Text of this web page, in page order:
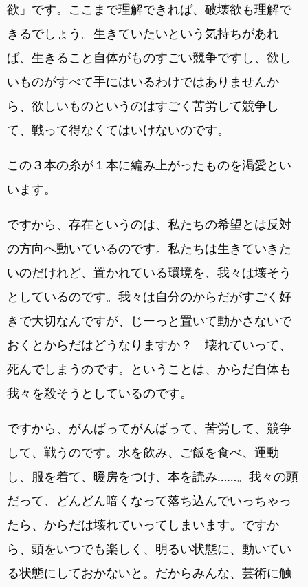
欲」です。ここまで理解できれば、破壊欲も理解で
きるでしょう。生きていたいという気持ちがあれ
ば、生きること自体がものすごい競争ですし、欲し
いものがすべて手にはいるわけではありませんか
ら、欲しいものというのはすごく苦労して競争し
て、戦って得なくてはいけないのです。
この３本の糸が１本に編み上がったものを渇愛とい
います。
ですから、存在というのは、私たちの希望とは反対
の方向へ動いているのです。私たちは生きていきた
いのだけれど、置かれている環境を、我々は壊そう
としているのです。我々は自分のからだがすごく好
きで大切なんですが、じーっと置いて動かさないで
おくとからだはどうなりますか？ 壊れていって、
死んでしまうのです。ということは、からだ自体も
我々を殺そうとしているのです。
ですから、がんばってがんばって、苦労して、競争
して、戦うのです。水を飲み、ご飯を食べ、運動
し、服を着て、暖房をつけ、本を読み……。我々の頭
だって、どんどん暗くなって落ち込んでいっちゃっ
たら、からだは壊れていってしまいます。ですか
ら、頭をいつでも楽しく、明るい状態に、動いてい
る状態にしておかないと。だからみんな、芸術に触